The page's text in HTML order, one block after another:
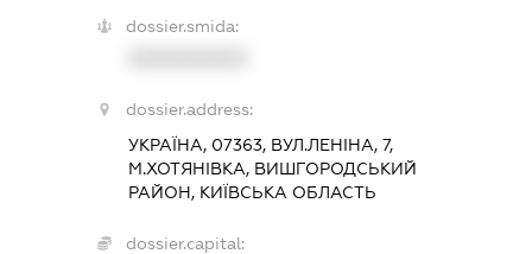
dossier.smida:
dossier.address:
УКРАЇНА, 07363, ВУЛ.ЛЕНІНА, 7,
М.ХОТЯНІВКА, ВИШГОРОДСЬКИЙ
РАЙОН, КИЇВСЬКА ОБЛАСТЬ
dossier.capital: